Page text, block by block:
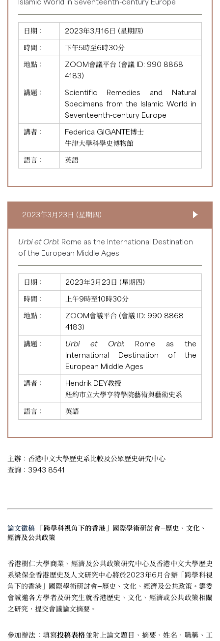
日期：
2023年3月16日 (星期四)
時間：
下午5時至6時30分
地點：
ZOOM會議平台 (會議 ID: 990 8868
4183)
講題：
Scientific Remedies and Natural
Specimens from the Islamic World in
Seventeenth-century Europe
講者：
Federica GIGANTE博士
牛津大學科學史博物館
語言：
英語
2023年3月23日 (星期四)
Urbi et Orbi: Rome as the International Destination
of the European Middle Ages
日期：
2023年3月23日 (星期四)
時間：
上午9時至10時30分
地點：
ZOOM會議平台 (會議 ID: 990 8868
4183)
講題：
Urbi et Orbi: Rome as the
International Destination of the
European Middle Ages
講者：
Hendrik DEY教授
紐約市立大學亨特學院藝術與藝術史系
語言：
英語
主辦：香港中文大學歷史系比較及公眾歷史研究中心
查詢：3943 8541
論文徵稿
「跨學科視角下的香港」國際學術研討會—歷史、文化、
經濟及公共政策
香港樹仁大學商業、經濟及公共政策研究中心及香港中文大學歷史
系梁保全香港歷史及人文研究中心將於2023年6月合辦「跨學科視
角下的香港」國際學術研討會—歷史、文化、經濟及公共政策。籌委
會誠邀各方學者及研究生就香港歷史、文化、經濟或公共政策相關
之研究，提交會議論文摘要。
參加辦法：填寫投稿表格並附上論文題目、摘要、姓名、職稱、工